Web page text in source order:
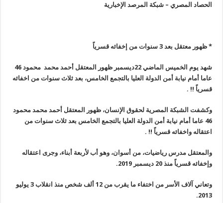
الحصاد المصري – شبكة المرصد الإخبارية
* ظهور معتقل بعد 3 سنوات من إخفائه قسرياً
شهد يوم الخميس الماضي 22ديسمبر ظهور المعتقل أحمد محمد محمود 46
عاما أمام نيابة أمن الدولة العليا بالتجمع الخامس، بعد ثلاث سنوات من اخفائه
قسرياً !! .
وكشفت الشبكة المصرية لحقوق الإنسان، ظهور المعتقل أحمد محمد محمود
46 عاما أمام نيابة أمن الدولة العليا بالتجمع الخامس بعد ثلاث سنوات من
اعتقاله واخفائه قسرياً !! .
والمعتقل مدرس رياضيات، من أسوان، وهو أب لأربعة أبناء، وجرى اعتقاله
وإخفائه قسرياً منذ 20 ديسمبر 2019
.
وتعاني آلاف الأسر من اختفاء ما يقرب من 12 ألف شخص منذ انقلاب 3 يوليو
2013
.